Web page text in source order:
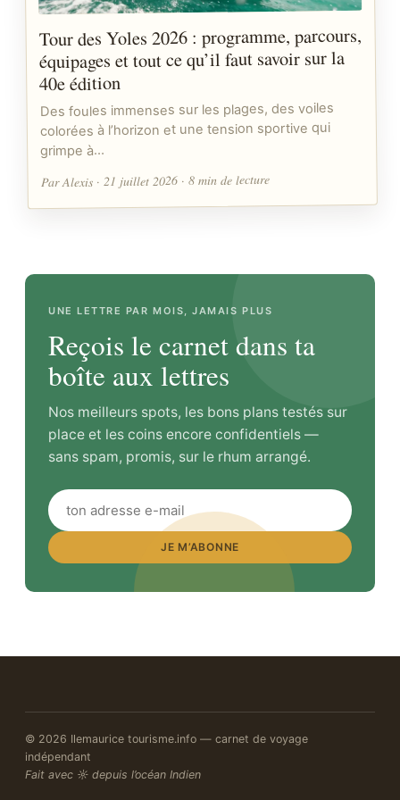
Tour des Yoles 2026 : programme, parcours,
équipages et tout ce qu’il faut savoir sur la
40e édition
Des foules immenses sur les plages, des voiles
colorées à l’horizon et une tension sportive qui
grimpe à…
Par Alexis · 21 juillet 2026 · 8 min de lecture
UNE LETTRE PAR MOIS, JAMAIS PLUS
Reçois le carnet dans ta
boîte aux lettres
Nos meilleurs spots, les bons plans testés sur
place et les coins encore confidentiels —
sans spam, promis, sur le rhum arrangé.
JE M’ABONNE
© 2026 Ilemaurice tourisme.info — carnet de voyage
indépendant
Fait avec ☼ depuis l’océan Indien